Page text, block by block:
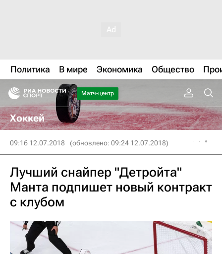
Политика В мире Экономика Общество
Матч-центр
Хоккей
09:16 12.07.2018 (обновлено: 09:24 12.07.2018)
Лучший снайпер "Детройта"
Манта подпишет новый контракт
с клубом